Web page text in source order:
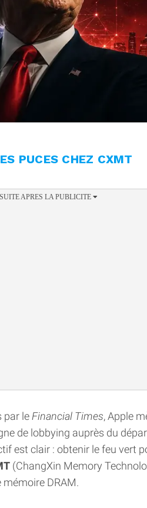
PUCES CHEZ CXMT
par le Financial Times, Apple
de lobbying auprès du
est clair : obtenir le feu vert
(ChangXin Memory
DRAM.